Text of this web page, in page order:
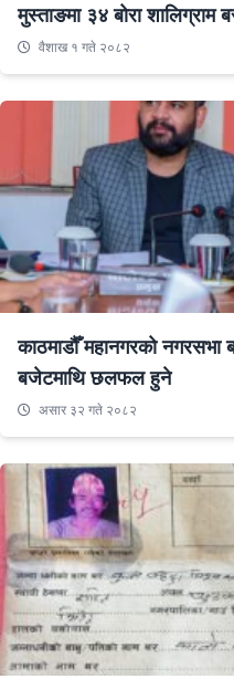
मुस्ताङमा ३४ बोरा शालिग्राम
वैशाख १ गते २०८२
काठमाडौँ महानगरको नगरसभा
बजेटमाथि छलफल हुने
असार ३२ गते २०८२